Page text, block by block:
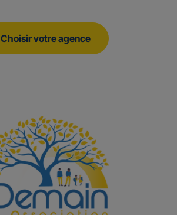
Choisir votre agence